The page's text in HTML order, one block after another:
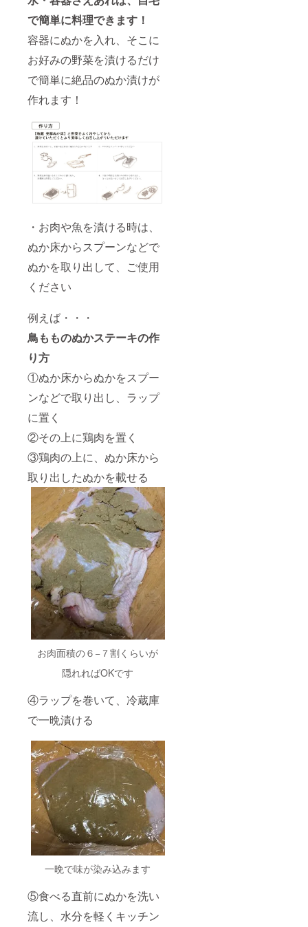
で簡単に料理できます！
容器にぬかを入れ、そこに
お好みの野菜を漬けるだけ
で簡単に絶品のぬか漬けが
作れます！
・お肉や魚を漬ける時は、
ぬか床からスプーンなどで
ぬかを取り出して、ご使用
ください
例えば・・・
鳥もものぬかステーキの作
り方
①ぬか床からぬかをスプー
ンなどで取り出し、ラップ
に置く
②その上に鶏肉を置く
③鶏肉の上に、ぬか床から
取り出したぬかを載せる
お肉面積の６−７割くらいが
隠れればOKです
④ラップを巻いて、冷蔵庫
で一晩漬ける
一晩で味が染み込みます
⑤食べる直前にぬかを洗い
流し、水分を軽くキッチン